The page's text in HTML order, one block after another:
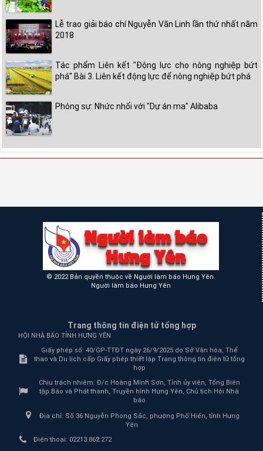
Lễ trao giải báo chí Nguyễn Văn Linh lần thứ nhất năm
2018
Tác phẩm Liên kết "Động lực cho nông nghiệp bứt
phá" Bài 3. Liên kết động lực để nông nghiệp bứt phá
Phóng sự: Nhức nhối với "Dự án ma" Alibaba
© 2022 Bản quyền thuộc về Người làm báo Hưng Yên.
Người làm báo Hưng Yên
Trang thông tin điện tử tổng hợp
HỘI NHÀ BÁO TỈNH HƯNG YÊN
Giấy phép số: 40/GP-TTĐT ngày 26/9/2025 do Sở Văn hóa, Thể
thao và Du lịch cấp Giấy phép thiết lập Trang thông tin điện tử tổng
hợp
Chịu trách nhiệm: Đ/c Hoàng Minh Sơn, Tỉnh ủy viên, Tổng Biên
tập Báo và Phát thanh, Truyền hình Hưng Yên, Chủ tịch Hội Nhà
báo
Địa chỉ: Số 36 Nguyễn Phong Sắc, phường Phố Hiến, tỉnh Hưng
Yên
Điện thoại: 02213.862.272